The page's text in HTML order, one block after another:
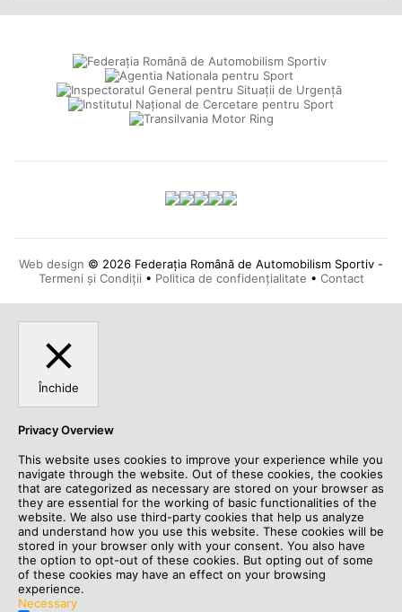
Web design © 2026 Federația Română de Automobilism Sportiv -
Termeni și Condiții • Politica de confidențialitate • Contact
Închide
Privacy Overview
This website uses cookies to improve your experience while you
navigate through the website. Out of these cookies, the cookies
that are categorized as necessary are stored on your browser as
they are essential for the working of basic functionalities of the
website. We also use third-party cookies that help us analyze
and understand how you use this website. These cookies will be
stored in your browser only with your consent. You also have
the option to opt-out of these cookies. But opting out of some
of these cookies may have an effect on your browsing
experience.
Necessary